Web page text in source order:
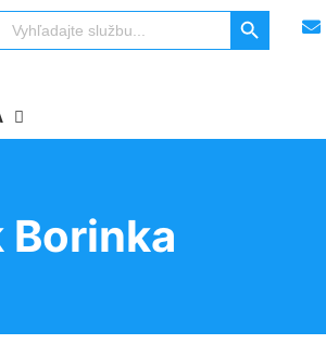
Search
for:
Search Button